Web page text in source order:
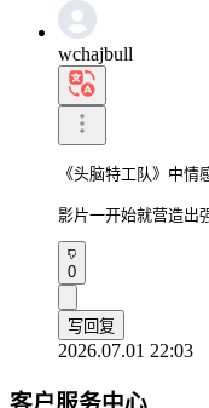
wchajbull
《头脑特工队》中情
影片一开始就营造出
0
写回复
2026.07.01 22:03